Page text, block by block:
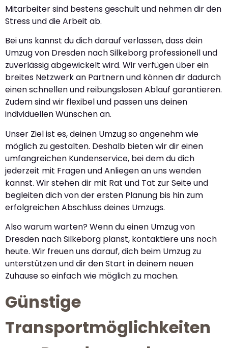
Mitarbeiter sind bestens geschult und nehmen dir den
Stress und die Arbeit ab.
Bei uns kannst du dich darauf verlassen, dass dein
Umzug von Dresden nach Silkeborg professionell und
zuverlässig abgewickelt wird. Wir verfügen über ein
breites Netzwerk an Partnern und können dir dadurch
einen schnellen und reibungslosen Ablauf garantieren.
Zudem sind wir flexibel und passen uns deinen
individuellen Wünschen an.
Unser Ziel ist es, deinen Umzug so angenehm wie
möglich zu gestalten. Deshalb bieten wir dir einen
umfangreichen Kundenservice, bei dem du dich
jederzeit mit Fragen und Anliegen an uns wenden
kannst. Wir stehen dir mit Rat und Tat zur Seite und
begleiten dich von der ersten Planung bis hin zum
erfolgreichen Abschluss deines Umzugs.
Also warum warten? Wenn du einen Umzug von
Dresden nach Silkeborg planst, kontaktiere uns noch
heute. Wir freuen uns darauf, dich beim Umzug zu
unterstützen und dir den Start in deinem neuen
Zuhause so einfach wie möglich zu machen.
Günstige
Transportmöglichkeiten